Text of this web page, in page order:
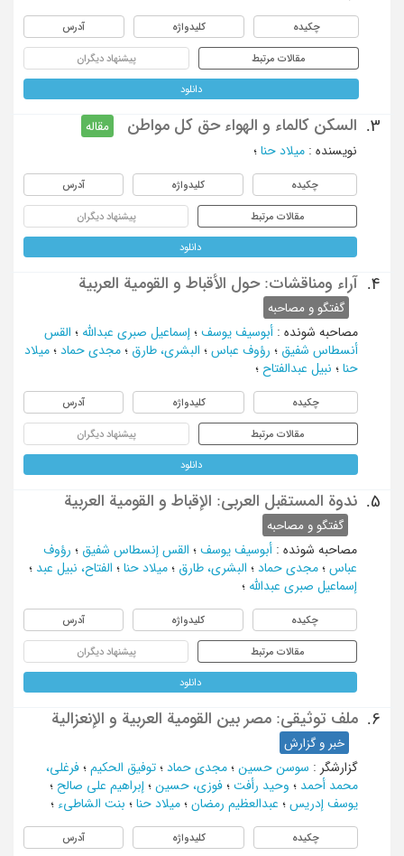
چکیده کلیدواژه آدرس
مقالات مرتبط پیشنهاد دیگران
دانلود
3. السکن کالماء و الهواء حق کل مواطن
مقاله
نویسنده : میلاد حنا ؛
چکیده کلیدواژه آدرس
مقالات مرتبط پیشنهاد دیگران
دانلود
4. آراء ومناقشات: حول الأقباط و القومیة العربیة
گفتگو و مصاحبه
مصاحبه شونده : أبوسیف یوسف ؛ إسماعیل صبری عبدالله ؛ القس
أنسطاس شفیق ؛ رؤوف عباس ؛ البشری، طارق ؛ مجدی حماد ؛ میلاد
حنا ؛ نبیل عبدالفتاح ؛
چکیده کلیدواژه آدرس
مقالات مرتبط پیشنهاد دیگران
دانلود
5. ندوة المستقبل العربی: الإقباط و القومیة العربیة
گفتگو و مصاحبه
مصاحبه شونده : أبوسیف یوسف ؛ القس إنسطاس شفیق ؛ رؤوف
عباس ؛ مجدی حماد ؛ البشری، طارق ؛ میلاد حنا ؛ الفتاح، نبیل عبد ؛
إسماعیل صبری عبدالله ؛
چکیده کلیدواژه آدرس
مقالات مرتبط پیشنهاد دیگران
دانلود
6. ملف توثیقی: مصر بین القومیة العربیة و الإنعزالیة
خبر و گزارش
گزارشگر : سوسن حسین ؛ مجدی حماد ؛ توفیق الحکیم ؛ فرغلی،
محمد أحمد ؛ وحید رأفت ؛ فوزی، حسین ؛ إبراهیم علی صالح ؛
یوسف إدریس ؛ عبدالعظیم رمضان ؛ میلاد حنا ؛ بنت الشاطیء ؛
چکیده کلیدواژه آدرس